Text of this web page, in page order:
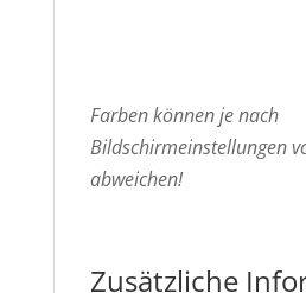
Farben können je nach
Bildschirmeinstellungen
abweichen!
Zusätzliche